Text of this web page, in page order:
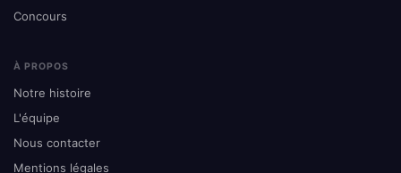
Concours
À PROPOS
Notre histoire
L'équipe
Nous contacter
Mentions légales